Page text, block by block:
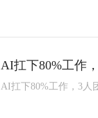
AI扛下80%工作
AI扛下80%工作，3人